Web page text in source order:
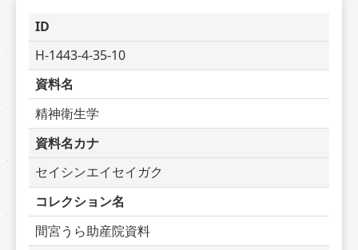
ID
H-1443-4-35-10
資料名
精神衛生学
資料名カナ
セイシンエイセイガク
コレクション名
間宮うら助産院資料